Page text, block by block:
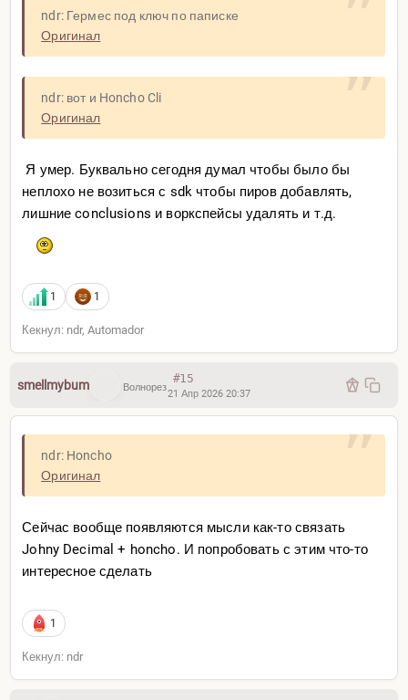
ndr: Гермес под ключ по паписке
Оригинал
ndr: вот и Honcho Cli
Оригинал
Я умер. Буквально сегодня думал чтобы было бы
неплохо не возиться с sdk чтобы пиров добавлять,
лишние conclusions и воркспейсы удалять и т.д.
1 1
Кекнул: ndr, Automador
smellmybum Волнорез
#15
21 Апр 2026 20:37
ndr: Honcho
Оригинал
Сейчас вообще появляются мысли как-то связать
Johny Decimal + honcho. И попробовать с этим что-то
интересное сделать
1
Кекнул: ndr